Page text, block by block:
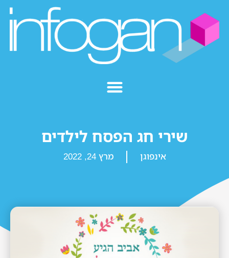
שירי חג הפסח לילדים
אינפוגן מרץ 24, 2022